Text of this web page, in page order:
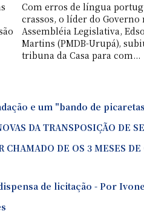
Com erros de língua
crassos, o líder do Governo
Assembléia Legislativa,
Martins (PMDB-Urupá),
tribuna da Casa para com...
e um "bando de
DA TRANSPOSIÇÃO DE
DE OS 3 MESES
de licitação - Por